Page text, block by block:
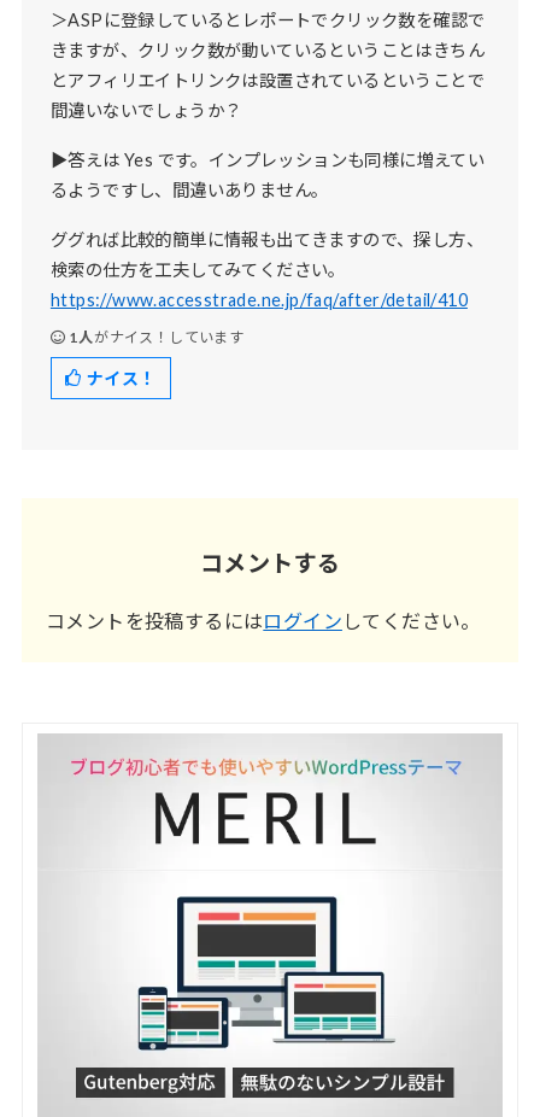
＞ASPに登録しているとレポートでクリック数を確認で
きますが、クリック数が動いているということはきちん
とアフィリエイトリンクは設置されているということで
間違いないでしょうか？
▶答えは Yes です。インプレッションも同様に増えてい
るようですし、間違いありません。
ググれば比較的簡単に情報も出てきますので、探し方、
検索の仕方を工夫してみてください。
https://www.accesstrade.ne.jp/faq/after/detail/410
1人がナイス！しています
ナイス！
コメントする
コメントを投稿するにはログイン してください。